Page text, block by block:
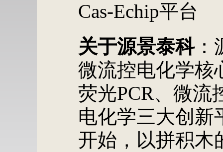
Cas-Echip平台
关于源景泰科：
微流控电化学核
荧光PCR、微流
电化学三大创新
开始，以拼积木